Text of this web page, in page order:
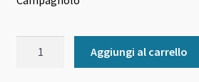
Aggiungi al carrello